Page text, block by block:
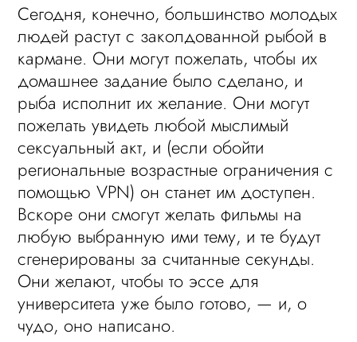
Сегодня, конечно, большинство молодых
людей растут с заколдованной рыбой в
кармане. Они могут пожелать, чтобы их
домашнее задание было сделано, и
рыба исполнит их желание. Они могут
пожелать увидеть любой мыслимый
сексуальный акт, и (если обойти
региональные возрастные ограничения с
помощью VPN) он станет им доступен.
Вскоре они смогут желать фильмы на
любую выбранную ими тему, и те будут
сгенерированы за считанные секунды.
Они желают, чтобы то эссе для
университета уже было готово, — и, о
чудо, оно написано.